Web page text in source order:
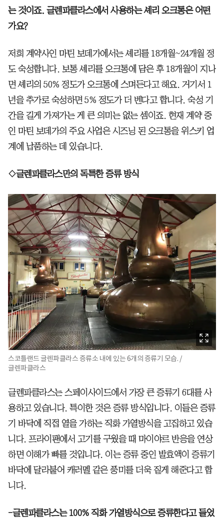
는 것이죠. 글렌파클라스에서 사용하는 셰리 오크통은 어떤
가요?
저희 계약사인 마틴 보데가에서는 셰리를 18개월~24개월 정
도 숙성합니다. 보통 셰리를 오크통에 담은 후 18개월이 지나
면 셰리의 50% 정도가 오크통에 스며든다고 해요. 거기서 1
년을 추가로 숙성하면 5% 정도가 더 벤다고 합니다. 숙성 기
간을 길게 가져가는 게 큰 의미는 없는 셈이죠. 현재 계약 중
인 마틴 보데가의 주요 사업은 시즈닝 된 오크통을 위스키 업
계에 납품하는 데 있습니다.
◇글렌파클라스만의 독특한 증류 방식
스코틀랜드 글렌파클라스 증류소 내에 있는 6개의 증류기 모습. /
글렌파클라스
글렌파클라스는 스페이사이드에서 가장 큰 증류기 6대를 사
용하고 있습니다. 특이한 것은 증류 방식입니다. 이들은 증류
기 바닥에 직접 열을 가하는 직화 가열방식을 고집하고 있습
니다. 프라이팬에서 고기를 구웠을 때 마이야르 반응을 연상
하면 이해가 빠를 것입니다. 이는 증류 중인 발효액이 증류기
바닥에 달라붙어 캐러멜 같은 풍미를 더욱 짙게 해준다고 합
니다.
-글렌파클라스는 100% 직화 가열방식으로 증류한다고 들었